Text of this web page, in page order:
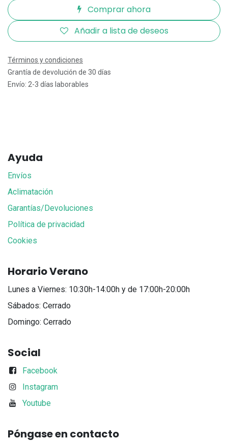
Comprar ahora
Añadir a lista de deseos
Términos y condiciones
Grantía de devolución de 30 días
Envío: 2-3 días laborables
Ayuda
Envíos
Aclimatación
Garantías/Devoluciones
Política de privacidad
Cookies
Horario Verano
Lunes a Viernes: 10:30h-14:00h y de 17:00h-20:00h
Sábados: Cerrado
Domingo: Cerrado
Social
Facebook
Instagram
Youtube
Póngase en contacto